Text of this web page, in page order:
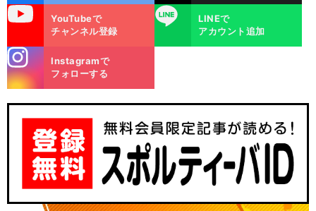
YouTubeで
チャンネル登録
LINE
LINEで
アカウント追加
m
Instagramで
フォローする